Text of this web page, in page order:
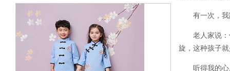
有一次，我
老人家说：
旋，这种孩子
听得我的心